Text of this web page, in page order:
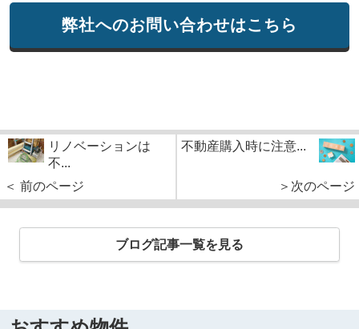
弊社へのお問い合わせはこちら
リノベーションは
不...
＜ 前のページ
不動産購入時に注意...
＞次のページ
ブログ記事一覧を見る